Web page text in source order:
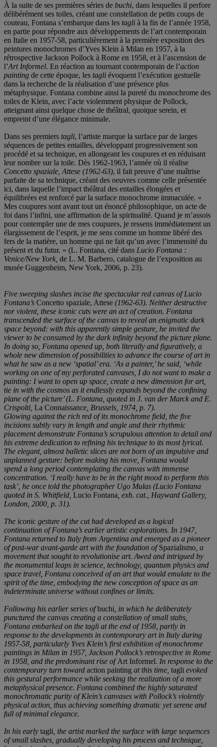
À la suite de ses premières séries de buchi, dans lesquelles il perfore
délibérément ses toiles, créant une constellation de petits coups de
couteau, Fontana s’embarque dans les tagli à la fin de l’année 1958,
en partie pour répondre aux développements de l’art contemporain
en Italie en 1957-58, particulièrement à la première exposition des
peintures monochromes d’Yves Klein à Milan en 1957, à la
rétrospective Jackson Pollock à Rome en 1958, et à l’ascension de
l’Art Informel. En réaction au tournant contemporain de l’action
painting de cette époque, les tagli évoquent l’exécution gestuelle
dans la recherche de la réalisation d’une présence plus
métaphysique. Fontana combine ainsi la pureté du monochrome des
toiles de Klein, avec l’acte violemment physique de Pollock,
atteignant ainsi quelque chose de théâtral, quoique serein, et
empreint d’une élégance minimale.
Dans ses premiers tagli, l’artiste marque la surface par de larges
séquences de petites entailles, développant progressivement son
procédé et sa technique, en allongeant les coupures et en réduisant
leur nombre sur la toile. Dès 1962-1963, l’année où il réalise
Concetto spaziale, Attese (1962-63), il fait preuve d’une maîtrise
parfaite de sa technique, créant des oeuvres comme celle présentée
ici, dans laquelle l’impact théâtral des entailles élongées et
équilibrées est renforcé par la surface monochrome immaculée. «
Mes coupures sont avant tout un énoncé philosophique, un acte de
foi dans l’infini, une affirmation de la spiritualité. Quand je m’assois
pour contempler une de mes coupures, je ressens immédiatement un
élargissement de l’esprit, je me sens comme un homme libéré des
fers de la matière, un homme qui ne fait qu’un avec l’immensité du
présent et du futur. » (L. Fontana, cité dans Lucio Fontana :
Venice/New York, de L. M. Barbero, catalogue de l’exposition au
musée Guggenheim, New York, 2006, p. 23).
Five sweeping slashes incise the spectacular red canvas of Lucio
Fontana’s Concetto spaziale, Attese (1962-63). Neither destructive
nor violent, these iconic cuts were an act of creation. Fontana
transcended the surface of the canvas to reveal an enigmatic dark
space beyond: with this apparently simple gesture, he invited the
viewer to be consumed by the dark infinity beyond the picture plane.
In doing so, Fontana opened up, both literally and figuratively, a
whole new dimension of possibilities to advance the course of art in
what he saw as a new ‘spatial’ era. ‘As a painter,’ he said, ‘while
working on one of my perforated canvases, I do not want to make a
painting: I want to open up space, create a new dimension for art,
tie in with the cosmos as it endlessly expands beyond the confining
plane of the picture’ (L. Fontana, quoted in J. van der Marck and E.
Crispolti, La Connaissance , Brussels, 1974, p. 7).
Glowing against the rich red of its monochrome field, the five
incisions subtly vary in length and angle and their rhythmic
placement demonstrate Fontana’s scrupulous attention to detail and
his extreme dedication to refining his technique to its most lyrical.
The elegant, almost balletic slices are not born of an impulsive and
unplanned gesture: before making his move, Fontana would
spend a long period contemplating the canvas with immense
concentration. ‘I really have to be in the right mood to perform this
task’, he once told the photographer Ugo Mulas (Lucio Fontana
quoted in S. Whitfield, Lucio Fontana , exh. cat., Hayward Gallery,
London, 2000, p. 31).
The iconic gesture of the cut had developed as a logical
continuation of Fontana’s earlier artistic explorations. In 1947,
Fontana returned to Italy from Argentina and emerged as a pioneer
of post-war avant-garde art with the foundation ofSpazialismo , a
movement that sought to revolutionise art. Awed and intrigued by
the monumental leaps in science, technology, quantum physics and
space travel, Fontana conceived of an art that would emulate to the
spirit of the time, embodying the new conception of space as an
indeterminate universe without confines or limits.
Following his earlier series ofbuchi , in which he deliberately
punctured the canvas creating a constellation of small stabs,
Fontana embarked on the tagli at the end of 1958, partly in
response to the developments in contemporary art in Italy during
1957-58, particularly Yves Klein’s first exhibition of monochrome
paintings in Milan in 1957, Jackson Pollock’s retrospective in Rome
in 1958, and the predominant rise ofArt Informel. In response to the
contemporary turn toward action painting at this time, tagli evoked
this gestural performance while seeking the realization of a more
metaphysical presence. Fontana combined the highly saturated
monochromatic purity of Klein’s canvases with Pollock’s violently
physical action, thus achieving something dramatic yet serene and
full of minimal elegance.
In his early tagli , the artist marked the surface with large sequences
of small slashes, gradually developing his process and technique,